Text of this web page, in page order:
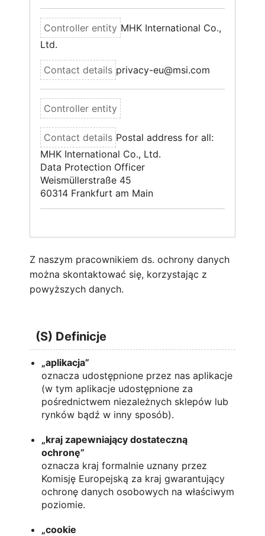
MHK International Co.,
Ltd.
privacy-eu@msi.com
Postal address for all:
MHK International Co., Ltd.
Data Protection Officer
Weismüllerstraße 45
60314 Frankfurt am Main
Z naszym pracownikiem ds. ochrony danych
można skontaktować się, korzystając z
powyższych danych.
(S) Definicje
„aplikacja”
oznacza udostępnione przez nas aplikacje
(w tym aplikacje udostępnione za
pośrednictwem niezależnych sklepów lub
rynków bądź w inny sposób).
„kraj zapewniający dostateczną
ochronę”
oznacza kraj formalnie uznany przez
Komisję Europejską za kraj gwarantujący
ochronę danych osobowych na właściwym
poziomie.
„cookie